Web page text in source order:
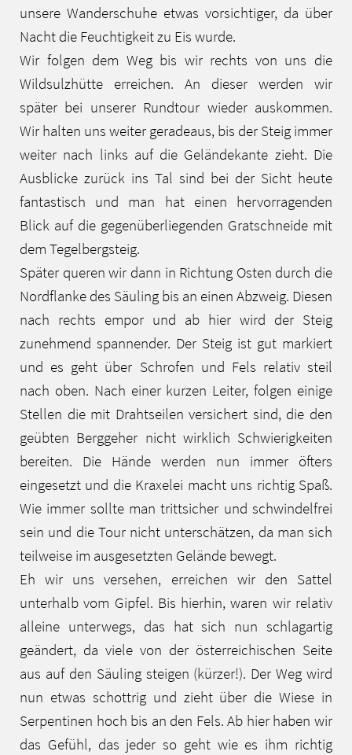
unsere Wanderschuhe etwas vorsichtiger, da über
Nacht die Feuchtigkeit zu Eis wurde.
Wir folgen dem Weg bis wir rechts von uns die
Wildsulzhütte erreichen. An dieser werden wir
später bei unserer Rundtour wieder auskommen.
Wir halten uns weiter geradeaus, bis der Steig immer
weiter nach links auf die Geländekante zieht. Die
Ausblicke zurück ins Tal sind bei der Sicht heute
fantastisch und man hat einen hervorragenden
Blick auf die gegenüberliegenden Gratschneide mit
dem Tegelbergsteig.
Später queren wir dann in Richtung Osten durch die
Nordflanke des Säuling bis an einen Abzweig. Diesen
nach rechts empor und ab hier wird der Steig
zunehmend spannender. Der Steig ist gut markiert
und es geht über Schrofen und Fels relativ steil
nach oben. Nach einer kurzen Leiter, folgen einige
Stellen die mit Drahtseilen versichert sind, die den
geübten Berggeher nicht wirklich Schwierigkeiten
bereiten. Die Hände werden nun immer öfters
eingesetzt und die Kraxelei macht uns richtig Spaß.
Wie immer sollte man trittsicher und schwindelfrei
sein und die Tour nicht unterschätzen, da man sich
teilweise im ausgesetzten Gelände bewegt.
Eh wir uns versehen, erreichen wir den Sattel
unterhalb vom Gipfel. Bis hierhin, waren wir relativ
alleine unterwegs, das hat sich nun schlagartig
geändert, da viele von der österreichischen Seite
aus auf den Säuling steigen (kürzer!). Der Weg wird
nun etwas schottrig und zieht über die Wiese in
Serpentinen hoch bis an den Fels. Ab hier haben wir
das Gefühl, das jeder so geht wie es ihm richtig